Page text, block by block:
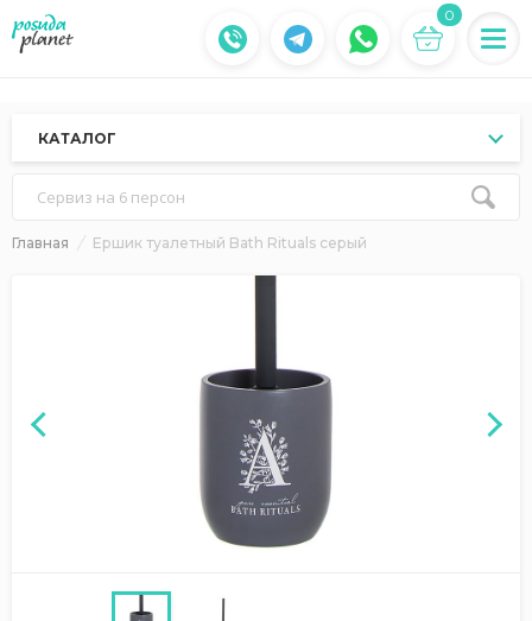
0
КАТАЛОГ
Сервиз на 6 персон
Главная Ершик туалетный Bath Rituals серый